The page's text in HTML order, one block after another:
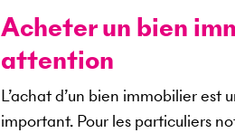
Acheter un bien
attention
L’achat d’un bien immobilier
important. Pour les particuliers